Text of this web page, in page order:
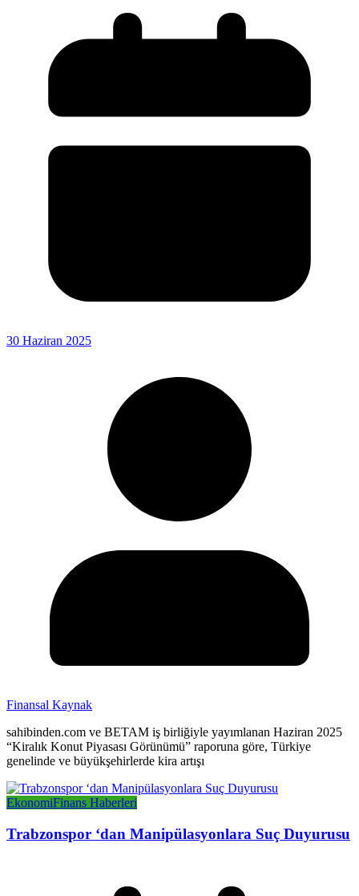
30 Haziran 2025
Finansal Kaynak
sahibinden.com ve BETAM iş birliğiyle yayımlanan Haziran 2025
“Kiralık Konut Piyasası Görünümü” raporuna göre, Türkiye
genelinde ve büyükşehirlerde kira artışı
EkonomiFinans Haberleri
Trabzonspor ‘dan Manipülasyonlara Suç Duyurusu